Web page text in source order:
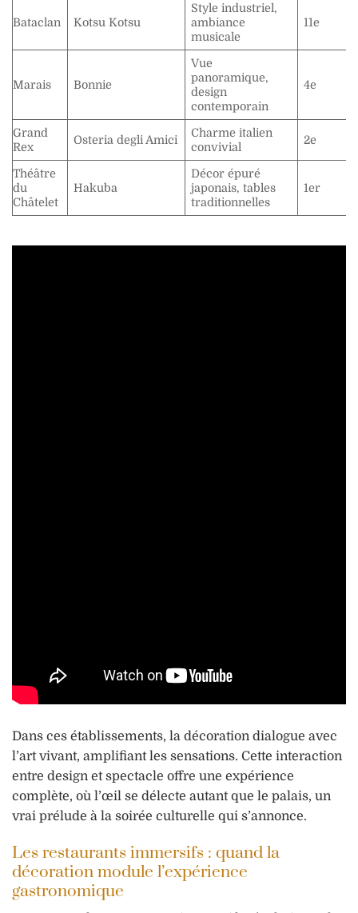
Bataclan Kotsu Kotsu
Style industriel,
ambiance
musicale
11e
Marais Bonnie
Vue
panoramique,
design
contemporain
4e
Grand
Rex
Osteria degli Amici
Charme italien
convivial
2e
Théâtre
du
Châtelet
Hakuba
Décor épuré
japonais, tables
traditionnelles
1er
Dans ces établissements, la décoration dialogue avec
l’art vivant, amplifiant les sensations. Cette interaction
entre design et spectacle offre une expérience
complète, où l’œil se délecte autant que le palais, un
vrai prélude à la soirée culturelle qui s’annonce.
Les restaurants immersifs : quand la
décoration module l’expérience
gastronomique